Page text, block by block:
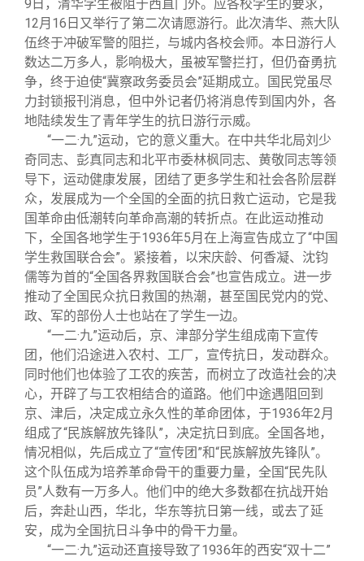
9日，清华学生被阻于西直门外。应各校学生的要求，
12月16日又举行了第二次请愿游行。此次清华、燕大队
伍终于冲破军警的阻拦，与城内各校会师。本日游行人
数达二万多人，影响极大，虽被军警拦打，但仍奋勇抗
争，终于迫使“冀察政务委员会”延期成立。国民党虽尽
力封锁报刊消息，但中外记者仍将消息传到国内外，各
地陆续发生了青年学生的抗日游行示威。
“一二·九”运动，它的意义重大。在中共华北局刘少
奇同志、彭真同志和北平市委林枫同志、黄敬同志等领
导下，运动健康发展，团结了更多学生和社会各阶层群
众，发展成为一个全国的全面的抗日救亡运动，它是我
国革命由低潮转向革命高潮的转折点。在此运动推动
下，全国各地学生于1936年5月在上海宣告成立了“中国
学生救国联合会”。紧接着，以宋庆龄、何香凝、沈钧
儒等为首的“全国各界救国联合会”也宣告成立。进一步
推动了全国民众抗日救国的热潮，甚至国民党内的党、
政、军的部份人士也站在了学生一边。
“一二·九”运动后，京、津部分学生组成南下宣传
团，他们沿途进入农村、工厂，宣传抗日，发动群众。
同时他们也体验了工农的疾苦，而树立了改造社会的决
心，开辟了与工农相结合的道路。他们中途遇阻回到
京、津后，决定成立永久性的革命团体，于1936年2月
组成了“民族解放先锋队”，决定抗日到底。全国各地，
情况相似，先后成立了“宣传团”和“民族解放先锋队”。
这个队伍成为培养革命骨干的重要力量，全国“民先队
员”人数有一万多人。他们中的绝大多数都在抗战开始
后，奔赴山西，华北，华东等抗日第一线，或去了延
安，成为全国抗日斗争中的骨干力量。
“一二·九”运动还直接导致了1936年的西安“双十二”